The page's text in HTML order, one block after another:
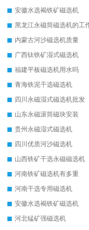
安徽水选褐铁矿磁选机
内蒙古河沙磁选机质量
广西钛铁矿湿式磁选机
福建平板磁选机用水吗
青海铁泥干选磁选机
四川永磁湿式磁选机批发
山东永磁滚筒磁块安装
贵州永磁湿式磁选机
四川优质河沙磁选机
山西铁矿干选永磁磁选机
河南铁矿磁选机有多重
河南干选专用磁选机
安徽水选褐铁矿磁选机
河北锰矿强磁选机